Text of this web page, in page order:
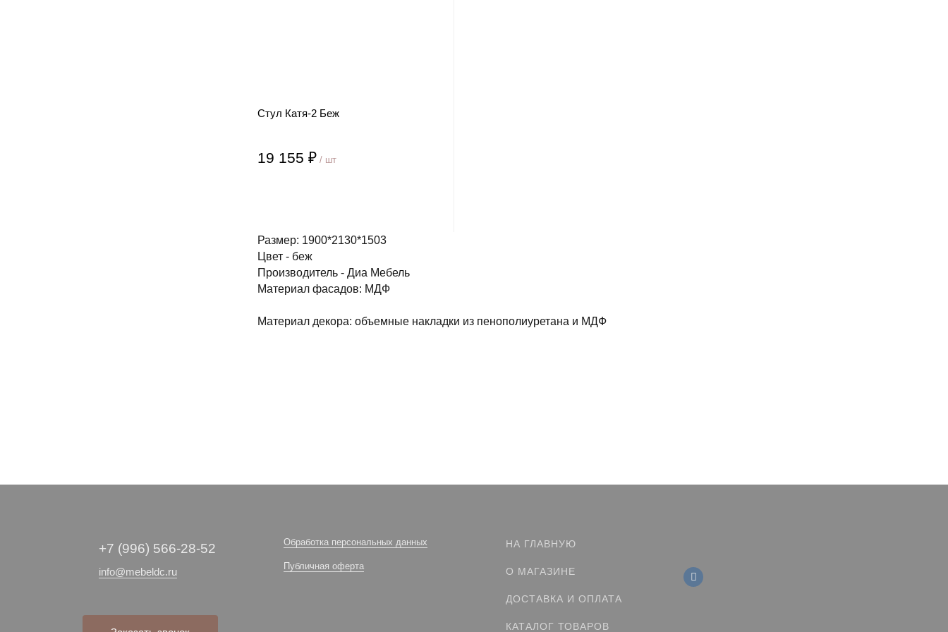
Стул Катя-2 Беж
19 155 ₽ / шт
Размер: 1900*2130*1503
Цвет - беж
Производитель - Диа Мебель
Материал фасадов: МДФ
Материал декора: объемные накладки из пенополиуретана и МДФ
+7 (996) 566-28-52
info@mebeldc.ru
Обработка персональных данных
Публичная оферта
НА ГЛАВНУЮ
О МАГАЗИНЕ
ДОСТАВКА И ОПЛАТА
КАТАЛОГ ТОВАРОВ